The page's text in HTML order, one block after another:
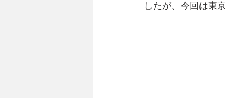
したが、今回は東